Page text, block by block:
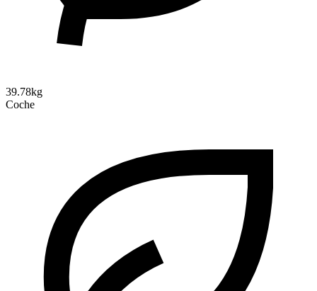
39.78kg
Coche